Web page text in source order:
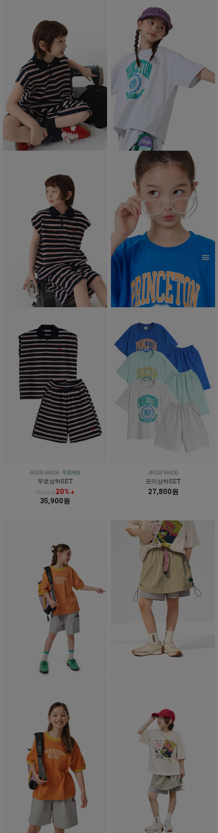
무로상하SET
44,800원20% ↓
35,900원
포미상하SET
27,800원